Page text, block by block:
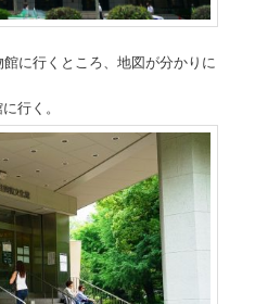
に行くところ、地図が分かりに
行く。